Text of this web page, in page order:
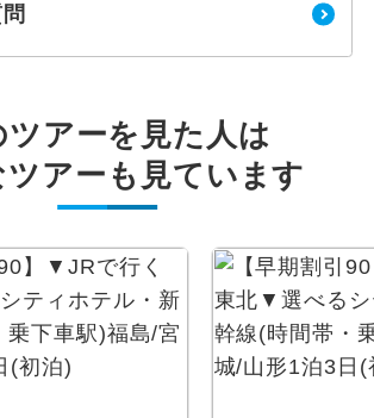
ツアーを見た人は
ツアーも見ています